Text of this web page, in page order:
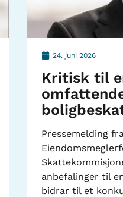
24. juni 2026
Kritisk til
Pressemelding
anbefalinger til
bidrar til et